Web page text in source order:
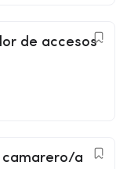
de accesos
camarero/a